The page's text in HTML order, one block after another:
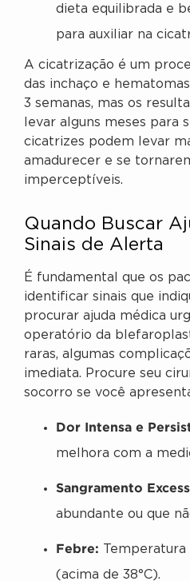
dieta equilibrada e
para auxiliar na
A cicatrização é um
das inchaço e
3 semanas, mas os
levar alguns meses para
cicatrizes podem levar
amadurecer e se
imperceptíveis.
Quando Buscar
Sinais de Alerta
É fundamental que os
identificar sinais que
procurar ajuda médica
operatório da
raras, algumas
imediata. Procure seu
socorro se você
Dor Intensa e
melhora com a
Sangramento
abundante ou que
Febre:
(acima de 38°C).